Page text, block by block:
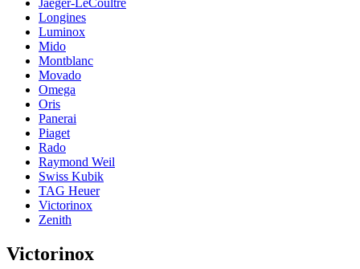
Jaeger-LeCoultre
Longines
Luminox
Mido
Montblanc
Movado
Omega
Oris
Panerai
Piaget
Rado
Raymond Weil
Swiss Kubik
TAG Heuer
Victorinox
Zenith
Victorinox